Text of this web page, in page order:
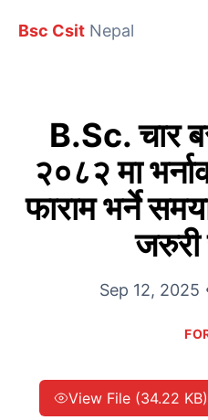
Bsc Csit Nepal
B.Sc. चार
२०८२ मा
फाराम भर्ने
Sep 12, 2025
View File (34.22 KB)